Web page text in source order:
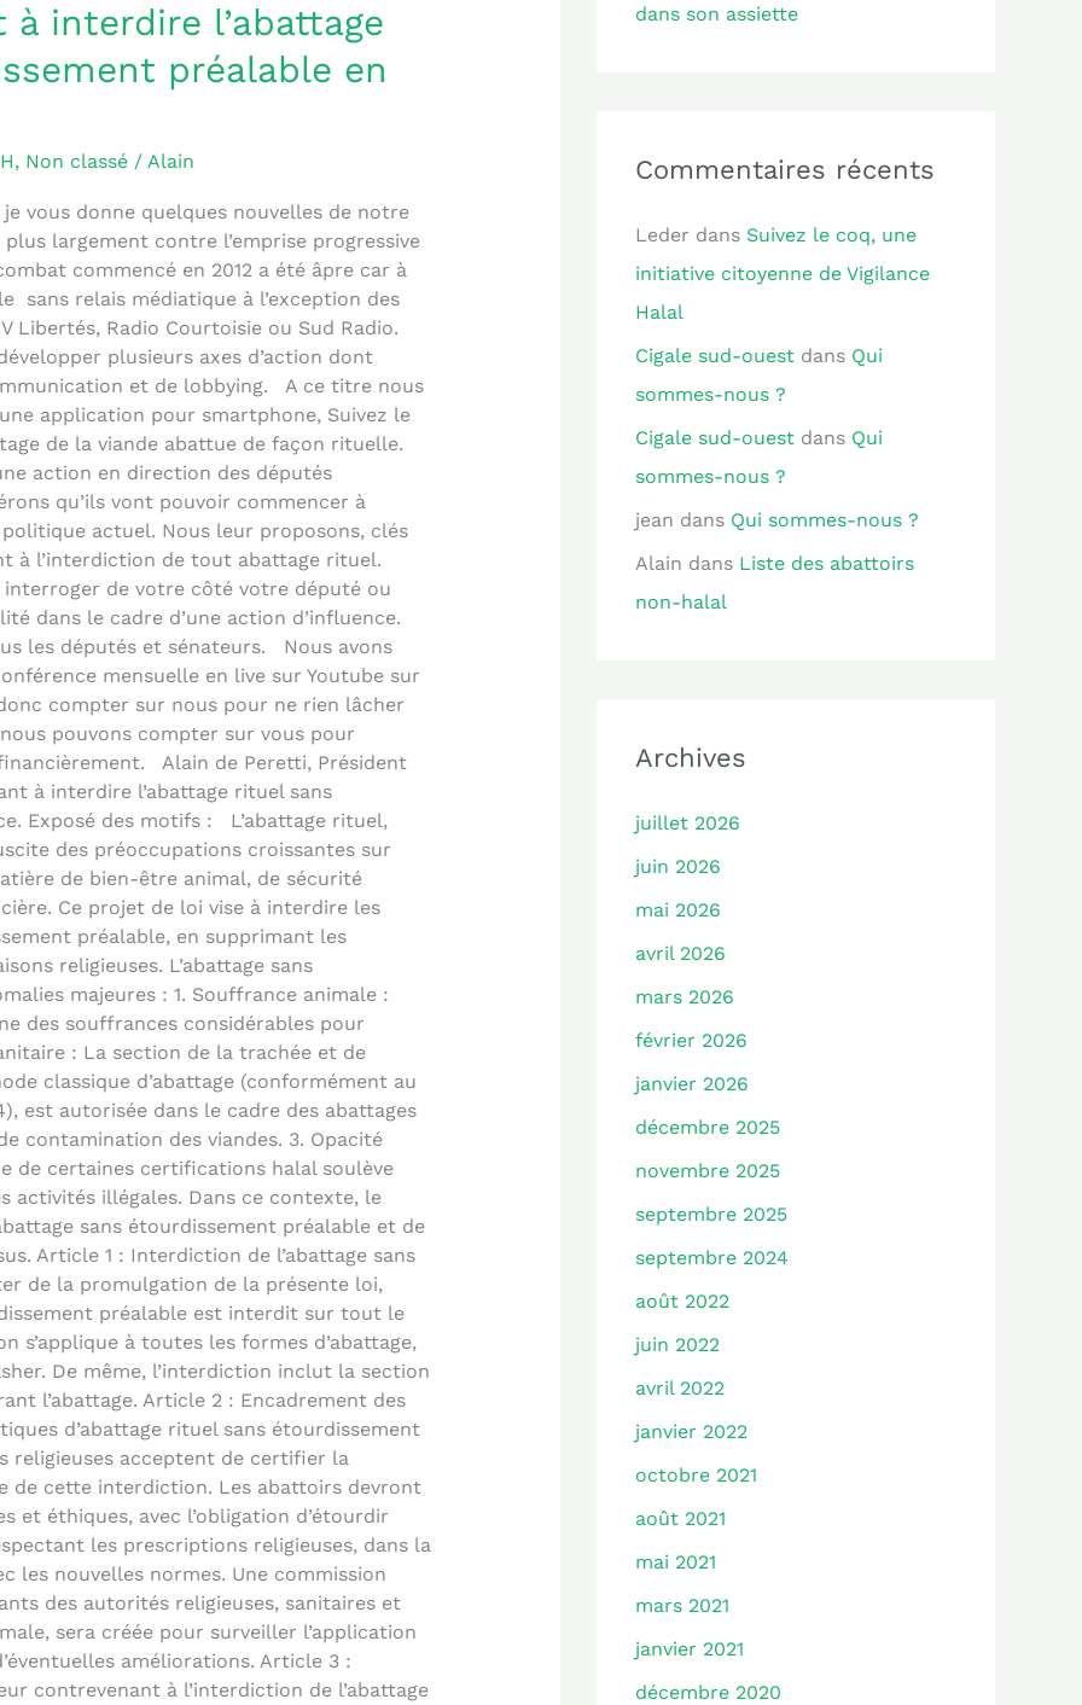
interdire l’abattage
préalable en
, Non classé/ Alain
vous donne quelques nouvelles de notre
largement contre l’emprise progressive
commencé en 2012 a été âpre car à
relais médiatique à l’exception des
Libertés, Radio Courtoisie ou Sud Radio.
plusieurs axes d’action dont
et de lobbying. A ce titre nous
application pour smartphone, Suivez le
de la viande abattue de façon rituelle.
action en direction des députés
qu’ils vont pouvoir commencer à
actuel. Nous leur proposons, clés
à l’interdiction de tout abattage rituel.
de votre côté votre député ou
dans le cadre d’une action d’influence.
les députés et sénateurs. Nous avons
mensuelle en live sur Youtube sur
compter sur nous pour ne rien lâcher
pouvons compter sur vous pour
Alain de Peretti, Président
à interdire l’abattage rituel sans
Exposé des motifs : L’abattage rituel,
des préoccupations croissantes sur
de bien-être animal, de sécurité
Ce projet de loi vise à interdire les
préalable, en supprimant les
religieuses. L’abattage sans
majeures : 1. Souffrance animale :
des souffrances considérables pour
: La section de la trachée et de
classique d’abattage (conformément au
est autorisée dans le cadre des abattages
contamination des viandes. 3. Opacité
de certaines certifications halal soulève
activités illégales. Dans ce contexte, le
sans étourdissement préalable et de
Article 1 : Interdiction de l’abattage sans
de la promulgation de la présente loi,
préalable est interdit sur tout le
à toutes les formes d’abattage,
De même, l’interdiction inclut la section
l’abattage. Article 2 : Encadrement des
d’abattage rituel sans étourdissement
religieuses acceptent de certifier la
de cette interdiction. Les abattoirs devront
et éthiques, avec l’obligation d’étourdir
les prescriptions religieuses, dans la
les nouvelles normes. Une commission
des autorités religieuses, sanitaires et
sera créée pour surveiller l’application
améliorations. Article 3 :
contrevenant à l’interdiction de l’abattage
dans son assiette
Commentaires récents
Leder dans Suivez le coq, une
initiative citoyenne de Vigilance
Halal
Cigale sud-ouest dans Qui
sommes-nous ?
Cigale sud-ouest dans Qui
sommes-nous ?
jean dans Qui sommes-nous ?
Alain dans Liste des abattoirs
non-halal
Archives
juillet 2026
juin 2026
mai 2026
avril 2026
mars 2026
février 2026
janvier 2026
décembre 2025
novembre 2025
septembre 2025
septembre 2024
août 2022
juin 2022
avril 2022
janvier 2022
octobre 2021
août 2021
mai 2021
mars 2021
janvier 2021
décembre 2020